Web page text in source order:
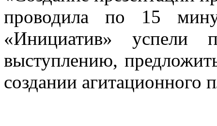
проводила по 15
«Инициатив» успели
выступлению,
создании агитационного